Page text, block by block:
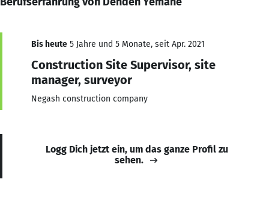
Bis heute 5 Jahre und 5 Monate, seit Apr. 2021
Construction Site Supervisor, site
manager, surveyor
Negash construction company
Logg Dich jetzt ein, um das ganze Profil zu
sehen.